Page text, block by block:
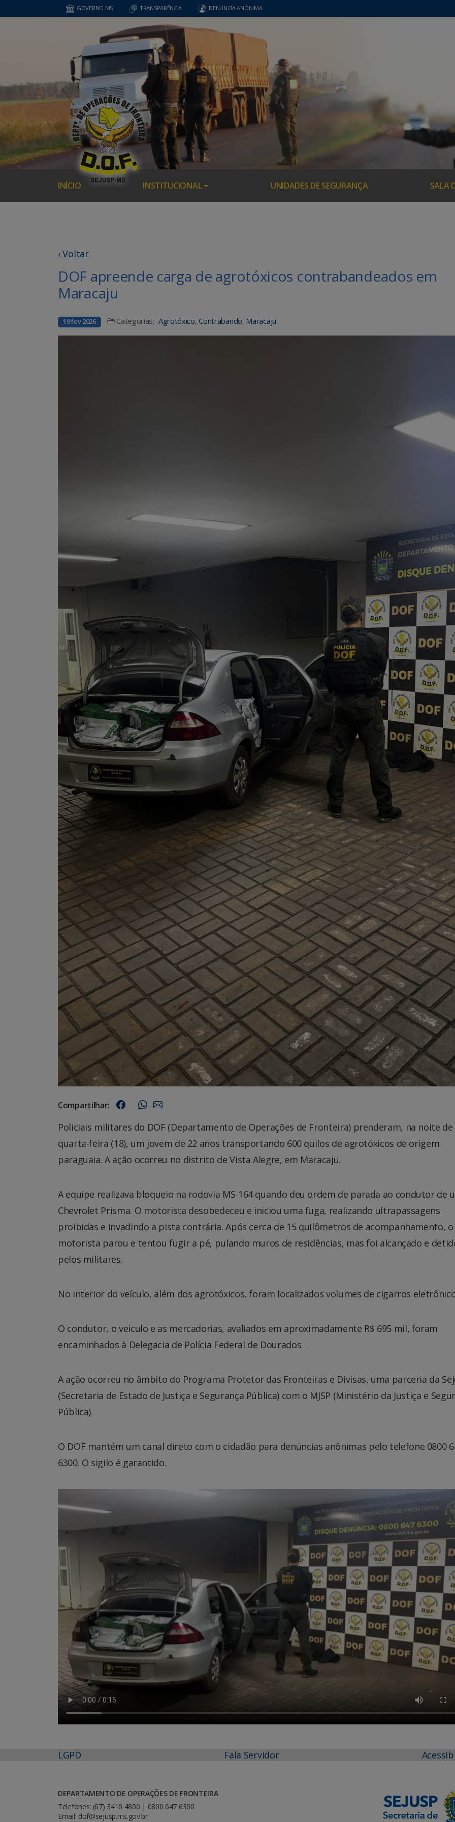
GOVERNO MS TRANSPARÊNCIA DENUNCIA ANÔNIMA
INÍCIO INSTITUCIONAL UNIDADES DE SEGURANÇA SALA
‹ Voltar
DOF apreende carga de agrotóxicos contrabandeados em
Maracaju
19 fev 2026 Categorias: Agrotóxico, Contrabando, Maracaju
Compartilhar:
Policiais militares do DOF (Departamento de Operações de Fronteira) prenderam, na noite de
quarta-feira (18), um jovem de 22 anos transportando 600 quilos de agrotóxicos de origem
paraguaia. A ação ocorreu no distrito de Vista Alegre, em Maracaju.
A equipe realizava bloqueio na rodovia MS-164 quando deu ordem de parada ao condutor de
Chevrolet Prisma. O motorista desobedeceu e iniciou uma fuga, realizando ultrapassagens
proibidas e invadindo a pista contrária. Após cerca de 15 quilômetros de acompanhamento, o
motorista parou e tentou fugir a pé, pulando muros de residências, mas foi alcançado e
pelos militares.
No interior do veículo, além dos agrotóxicos, foram localizados volumes de cigarros
O condutor, o veículo e as mercadorias, avaliados em aproximadamente R$ 695 mil, foram
encaminhados à Delegacia de Polícia Federal de Dourados.
A ação ocorreu no âmbito do Programa Protetor das Fronteiras e Divisas, uma parceria da
(Secretaria de Estado de Justiça e Segurança Pública) com o MJSP (Ministério da Justiça e
Pública).
O DOF mantém um canal direto com o cidadão para denúncias anônimas pelo telefone 0800
6300. O sigilo é garantido.
LGPD Fala Servidor
DEPARTAMENTO DE OPERAÇÕES DE FRONTEIRA
Telefones: (67) 3410 4800 | 0800 647 6300
Email: dof@sejusp.ms.gov.br